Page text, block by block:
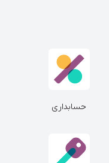
حسابداری